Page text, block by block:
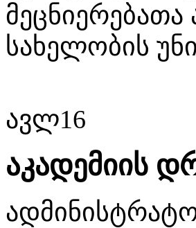
სახელობის
ავლ16
აკადემიის